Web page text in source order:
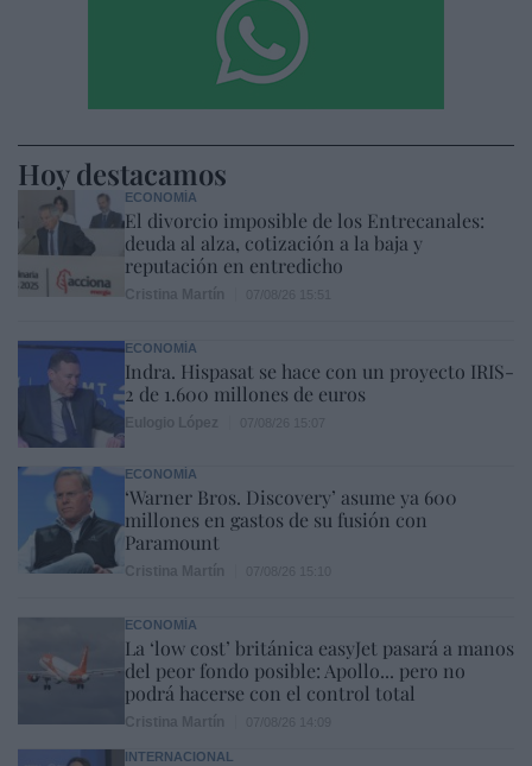
Hoy destacamos
ECONOMÍA
El divorcio imposible de los Entrecanales:
deuda al alza, cotización a la baja y
reputación en entredicho
ECONOMÍA
Indra. Hispasat se hace con un proyecto IRIS-
2 de 1.600 millones de euros
ECONOMÍA
‘Warner Bros. Discovery’ asume ya 600
millones en gastos de su fusión con
Paramount
ECONOMÍA
La ‘low cost’ británica easyJet pasará a manos
del peor fondo posible: Apollo... pero no
podrá hacerse con el control total
INTERNACIONAL